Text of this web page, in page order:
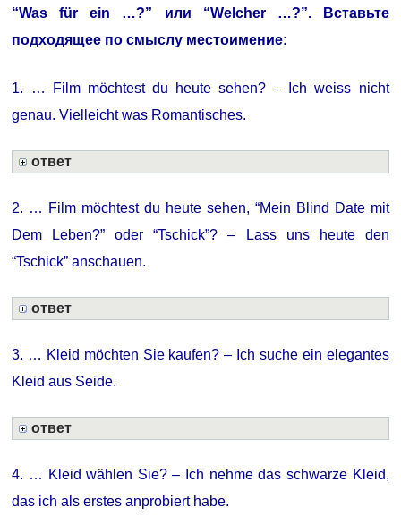
“Was für ein …?” или “Welcher …?”. Вставьте
подходящее по смыслу местоимение:
1. … Film möchtest du heute sehen? – Ich weiss nicht
genau. Vielleicht was Romantisches.
ответ
2. … Film möchtest du heute sehen, “Mein Blind Date mit
Dem Leben?” oder “Tschick”? – Lass uns heute den
“Tschick” anschauen.
ответ
3. … Kleid möchten Sie kaufen? – Ich suche ein elegantes
Kleid aus Seide.
ответ
4. … Kleid wählen Sie? – Ich nehme das schwarze Kleid,
das ich als erstes anprobiert habe.